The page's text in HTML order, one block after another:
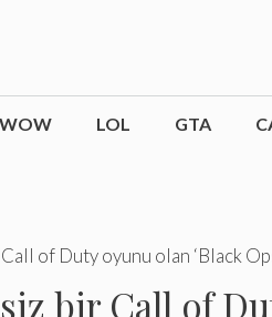
WOW LOL GTA
of Duty oyunu olan ‘Black
bir Call of